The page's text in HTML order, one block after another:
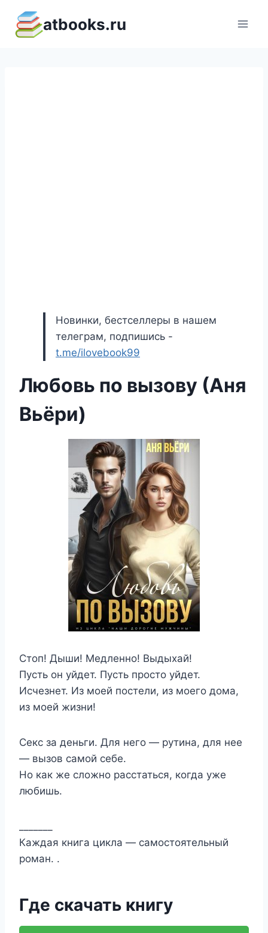
содержимому
atbooks.ru
Новинки, бестселлеры в нашем
телеграм, подпишись -
t.me/ilovebook99
Любовь по вызову (Аня
Вьёри)
Стоп! Дыши! Медленно! Выдыхай!
Пусть он уйдет. Пусть просто уйдет.
Исчезнет. Из моей постели, из моего дома,
из моей жизни!
Секс за деньги. Для него — рутина, для нее
— вызов самой себе.
Но как же сложно расстаться, когда уже
любишь.
Каждая книга цикла — самостоятельный
роман. .
Где скачать книгу